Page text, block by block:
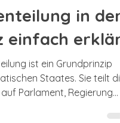
in der
einfach erklärt
ist ein Grundprinzip
Parlament, Regierung